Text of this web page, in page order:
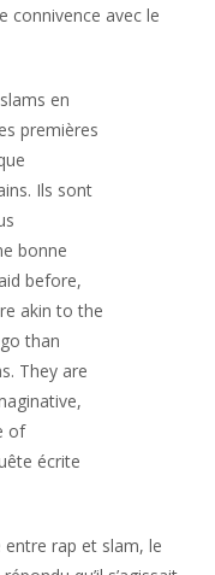
connivence avec le
en
premières
Ils sont
bonne
before,
akin to the
than
They are
of
écrite
rap et slam, le